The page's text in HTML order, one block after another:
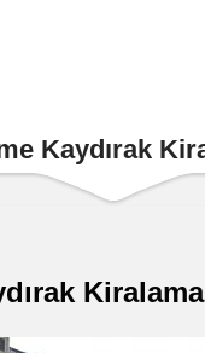
Kaydırak
Kiralama